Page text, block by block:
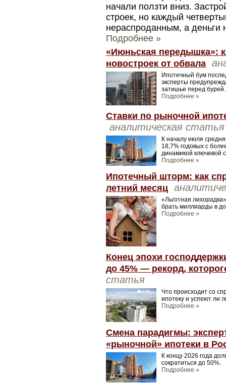
начали ползти вниз.
строек, но каждый
нераспроданным, а деньги
Подробнее »
«Июньская передышка»:
новостроек от обвала
Ипотечный бум
эксперты
затишье перед бурей.
Подробнее »
Ставки по рыночной
аналитическая статья
К началу июля
18,7% годовых с
динамикой ключевой
Подробнее »
Ипотечный шторм: как
летний месяц
«Льготная
брать миллиарды в
Подробнее »
Конец эпохи
до 45% — рекорд,
статья
Что происходит со
ипотеку и успеют ли
Подробнее »
Смена парадигмы:
«рыночной» ипотеки в
К концу 2026 года
сократиться до 50%.
Подробнее »